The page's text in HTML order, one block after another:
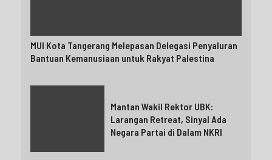
MUI Kota Tangerang Melepasan Delegasi Penyaluran
Bantuan Kemanusiaan untuk Rakyat Palestina
Mantan Wakil Rektor UBK:
Larangan Retreat, Sinyal Ada
Negara Partai di Dalam NKRI